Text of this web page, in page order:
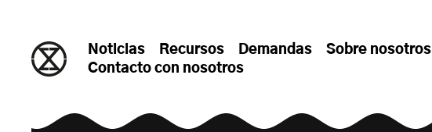
Noticias Recursos Demandas Sobre nosotros
Contacto con nosotros